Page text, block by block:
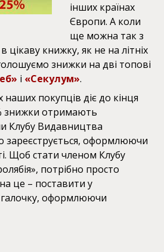
інших країнах
Європи. А коли
ще можна так з
книжку, як не на літніх
знижки на дві топові
і «Секулум».
наших покупців діє до кінця
знижки отримають
Клубу Видавництва
зареєструється, оформлюючи
Щоб стати членом Клубу
потрібно просто
це – поставити у
галочку, оформлюючи